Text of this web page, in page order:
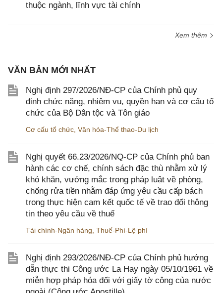
thuộc ngành, lĩnh vực tài chính
Xem thêm
VĂN BẢN MỚI NHẤT
Nghị định 297/2026/NĐ-CP của Chính phủ quy
định chức năng, nhiệm vụ, quyền hạn và cơ cấu tổ
chức của Bộ Dân tộc và Tôn giáo
Cơ cấu tổ chức Văn hóa-Thể thao-Du lịch
Nghị quyết 66.23/2026/NQ-CP của Chính phủ ban
hành các cơ chế, chính sách đặc thù nhằm xử lý
khó khăn, vướng mắc trong pháp luật về phòng,
chống rửa tiền nhằm đáp ứng yêu cầu cấp bách
trong thực hiện cam kết quốc tế về trao đổi thông
tin theo yêu cầu về thuế
Tài chính-Ngân hàng Thuế-Phí-Lệ phí
Nghị định 293/2026/NĐ-CP của Chính phủ hướng
dẫn thực thi Công ước La Hay ngày 05/10/1961 về
miễn hợp pháp hóa đối với giấy tờ công của nước